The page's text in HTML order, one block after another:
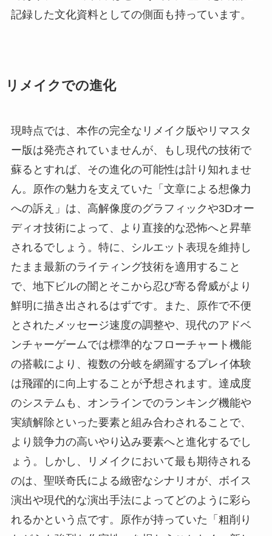
記録した文化資料としての側面も持っています。
リメイクでの進化
現時点では、本作の完全なリメイク版やリマスタ
ー版は発売されていませんが、もし現代の技術で
蘇るとすれば、その進化の可能性は計り知れませ
ん。原作の魅力を支えていた「文章による想像力
への訴え」は、高解像度のグラフィックや3Dオー
ディオ技術によって、より直接的な恐怖へと昇華
されるでしょう。特に、シルエット表現を維持し
たまま最新のライティング技術を適用すること
で、地下ビルの闇とそこから忍び寄る脅威がより
鮮明に描き出されるはずです。また、原作で不便
とされたメッセージ速度の調整や、現代のアドベ
ンチャーゲームでは標準的なフローチャート機能
の搭載により、複数の分岐を網羅するプレイ体験
は飛躍的に向上することが予想されます。達成度
のシステムも、オンラインでのランキング機能や
実績解除といった要素と組み合わされることで、
より競争力の高いやり込み要素へと進化するでし
ょう。しかし、リメイクにおいて最も期待される
のは、聖咲奇氏による緻密なシナリオが、ボイス
演出や現代的な演出手法によってどのように彩ら
れるかという点です。原作が持っていた「粗削り